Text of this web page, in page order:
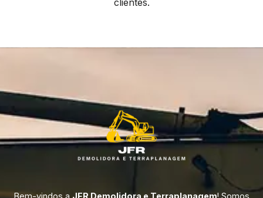
clientes.
Bem-vindos a JFR Demolidora e Terraplanagem! Somos